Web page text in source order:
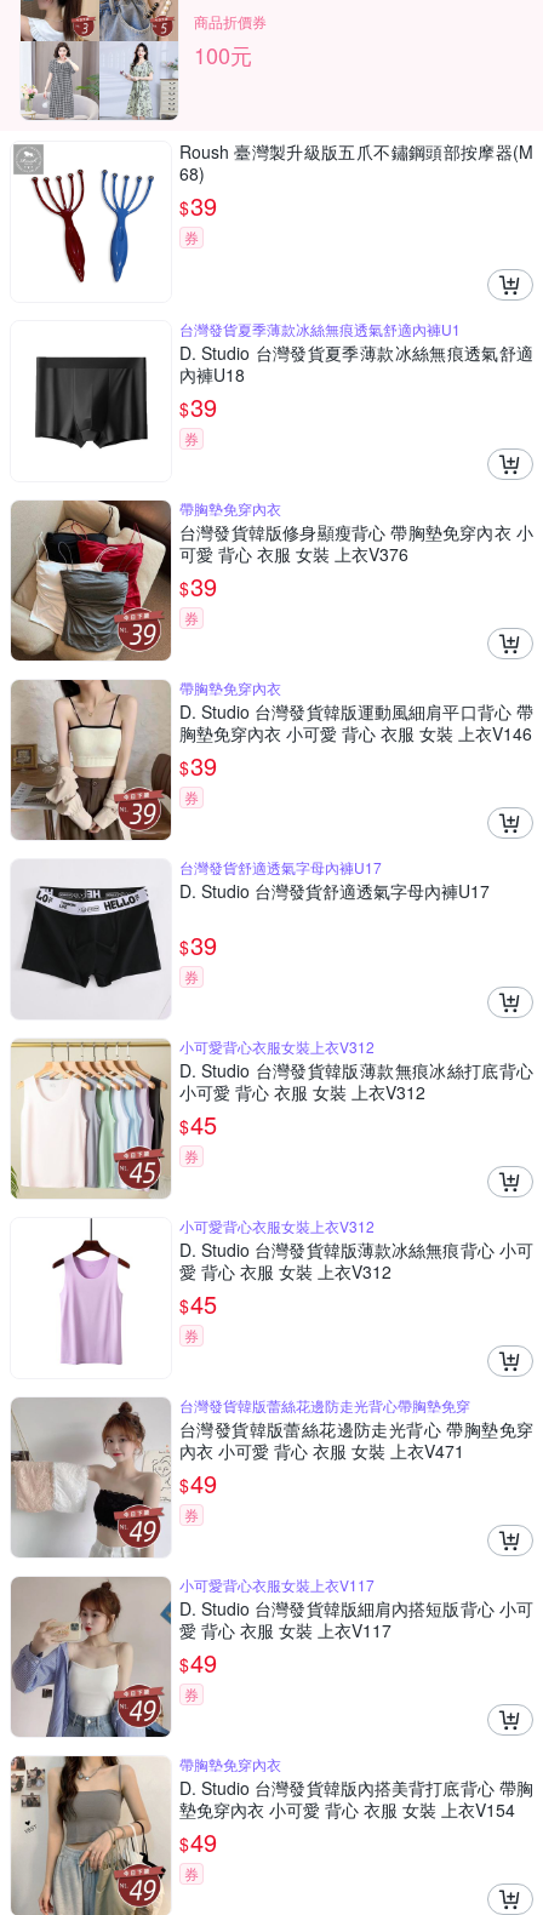
商品折價券
100元
Roush 臺灣製升級版五爪不鏽鋼頭部按摩器(M
68)
$39
券
台灣發貨夏季薄款冰絲無痕透氣舒適內褲U1
D. Studio 台灣發貨夏季薄款冰絲無痕透氣舒適
內褲U18
$39
券
帶胸墊免穿內衣
台灣發貨韓版修身顯瘦背心 帶胸墊免穿內衣 小
可愛 背心 衣服 女裝 上衣V376
$39
券
帶胸墊免穿內衣
D. Studio 台灣發貨韓版運動風細肩平口背心 帶
胸墊免穿內衣 小可愛 背心 衣服 女裝 上衣V146
$39
券
台灣發貨舒適透氣字母內褲U17
D. Studio 台灣發貨舒適透氣字母內褲U17
$39
券
小可愛背心衣服女裝上衣V312
D. Studio 台灣發貨韓版薄款無痕冰絲打底背心
小可愛 背心 衣服 女裝 上衣V312
$45
券
小可愛背心衣服女裝上衣V312
D. Studio 台灣發貨韓版薄款冰絲無痕背心 小可
愛 背心 衣服 女裝 上衣V312
$45
券
台灣發貨韓版蕾絲花邊防走光背心帶胸墊免穿
台灣發貨韓版蕾絲花邊防走光背心 帶胸墊免穿
內衣 小可愛 背心 衣服 女裝 上衣V471
$49
券
小可愛背心衣服女裝上衣V117
D. Studio 台灣發貨韓版細肩內搭短版背心 小可
愛 背心 衣服 女裝 上衣V117
$49
券
帶胸墊免穿內衣
D. Studio 台灣發貨韓版內搭美背打底背心 帶胸
墊免穿內衣 小可愛 背心 衣服 女裝 上衣V154
$49
券